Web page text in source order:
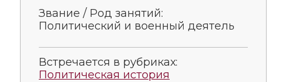
Звание / Род занятий:
Политический и военный деятель
Встречается в рубриках:
Политическая история